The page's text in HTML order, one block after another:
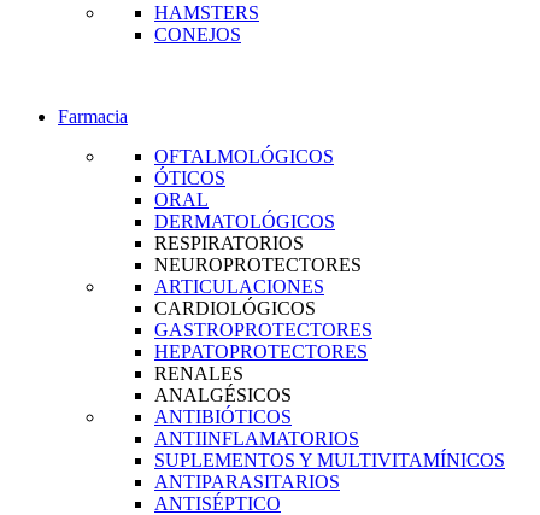
HAMSTERS
CONEJOS
Farmacia
OFTALMOLÓGICOS
ÓTICOS
ORAL
DERMATOLÓGICOS
RESPIRATORIOS
NEUROPROTECTORES
ARTICULACIONES
CARDIOLÓGICOS
GASTROPROTECTORES
HEPATOPROTECTORES
RENALES
ANALGÉSICOS
ANTIBIÓTICOS
ANTIINFLAMATORIOS
SUPLEMENTOS Y MULTIVITAMÍNICOS
ANTIPARASITARIOS
ANTISÉPTICO